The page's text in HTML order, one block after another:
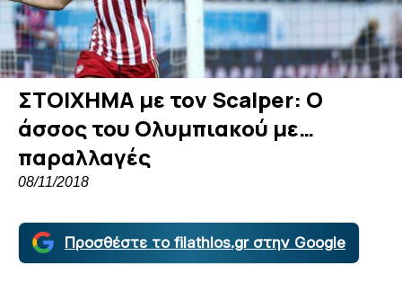
ΣΤΟΙΧΗΜΑ με τον Scalper: Ο
άσσος του Ολυμπιακού με…
παραλλαγές
08/11/2018
Προσθέστε το filathlos.gr στην Google